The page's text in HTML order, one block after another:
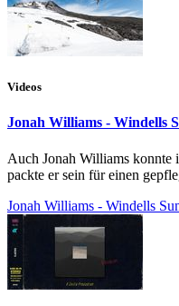
Videos
Jonah Williams - Windells
Auch Jonah Williams konnte
packte er sein für einen
Jonah Williams - Windells